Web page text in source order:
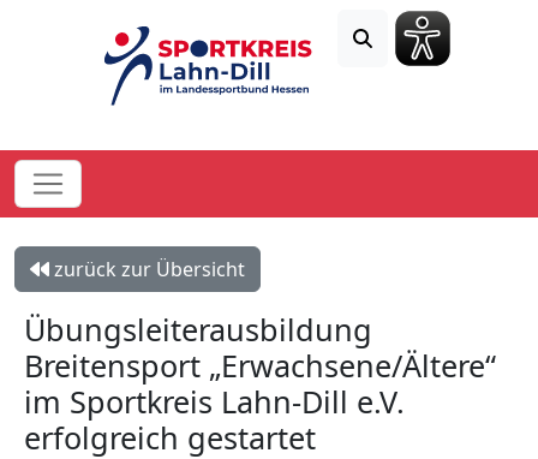
zurück zur Übersicht
Übungsleiterausbildung
Breitensport „Erwachsene/Ältere“
im Sportkreis Lahn-Dill e.V.
erfolgreich gestartet